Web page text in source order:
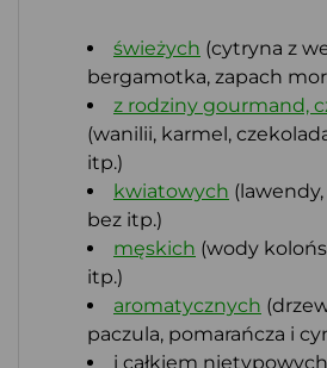
świeżych (cytryna z
bergamotka, zapach
z rodziny gourmand,
(wanilii, karmel,
itp.)
kwiatowych
bez itp.)
męskich (wody
itp.)
aromatycznych
paczula, pomarańcza i
i całkiem